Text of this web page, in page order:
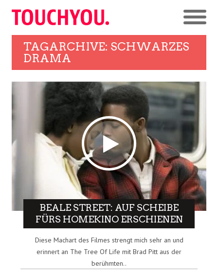
TAGARCHIVE: SCHWARZES
DRAMA
BEALE STREET: AUF SCHEIBE
FÜRS HOMEKINO ERSCHIENEN
Diese Machart des Filmes strengt mich sehr an und
erinnert an The Tree Of Life mit Brad Pitt aus der
berühmten..